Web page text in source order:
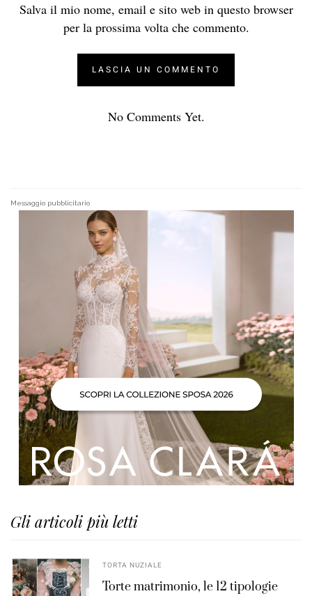
Salva il mio nome, email e sito web in questo browser
per la prossima volta che commento.
No Comments Yet.
Messaggio pubblicitario
Gli articoli più letti
TORTA NUZIALE
Torte matrimonio, le 12 tipologie